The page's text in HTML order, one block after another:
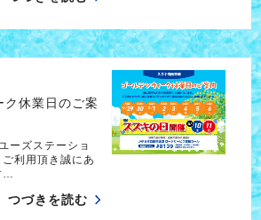
ク休業日のご案
ーズステーショ
利用頂き誠にあ
…
つづきを読む